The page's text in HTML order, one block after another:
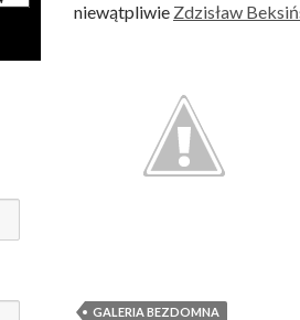
niewątpliwie Zdzisław
GALERIA BEZDOMNA